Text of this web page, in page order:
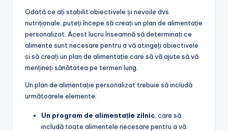
Odată ce ați stabilit obiectivele și nevoile dvs.
nutriționale, puteți începe să creați un plan de alimentație
personalizat. Acest lucru înseamnă să determinați ce
alimente sunt necesare pentru a vă atingeți obiectivele
și să creați un plan de alimentație care să vă ajute să vă
mențineți sănătatea pe termen lung.
Un plan de alimentație personalizat trebuie să includă
următoarele elemente:
Un program de alimentație zilnic, care să
includă toate alimentele necesare pentru a vă